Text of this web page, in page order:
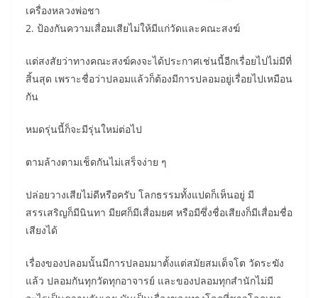
เครื่องหลวงพ่อชา
2. ป้องกันความเสื่อมเสียไม่ให้มีแก่วัดและคณะสงฆ์
แต่สงสัยว่าทางคณะสงฆ์คงจะได้ประกาศเช่นนี้อีกเรื่อยไปไม่มีที่
สิ้นสุด เพราะชื่อว่าปลอมแล้วก็ต้องมีการปลอมอยู่เรื่อยไปเหมือน
กัน
หมดรุ่นนี้ก็จะมีรุ่นใหม่ต่อไป
ตามล้างตามเช็ดกันไม่เสร็จง่าย ๆ
ปล่อยวางเสียไม่ดีหรือครับ โลกธรรมทั้งแปดก็เห็นอยู่ มี
สรรเสริญก็มีนินทา มียศก็มีเสื่อมยศ หรือมีซึ่งชื่อเสียงก็มีเสื่อมชื่อ
เสียงได้
เรื่องของปลอมนั้นมีการปลอมมาตั้งแต่สมัยสมเด็จโต วัดระฆัง
แล้ว ปลอมกันทุกวัดทุกอาจารย์ และของปลอมทุกสำนักไม่มี